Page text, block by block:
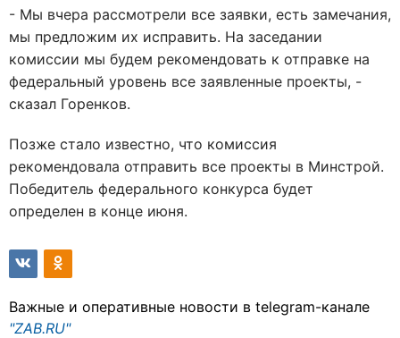
- Мы вчера рассмотрели все заявки, есть замечания,
мы предложим их исправить. На заседании
комиссии мы будем рекомендовать к отправке на
федеральный уровень все заявленные проекты, -
сказал Горенков.
Позже стало известно, что комиссия
рекомендовала отправить все проекты в Минстрой.
Победитель федерального конкурса будет
определен в конце июня.
Важные и оперативные новости в telegram-канале
"ZAB.RU"